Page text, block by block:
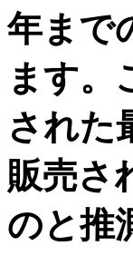
年まで
ます。
された
販売さ
のと推